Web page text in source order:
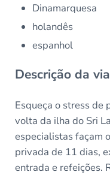
Dinamarquesa
holandês
espanhol
Descrição da
Esqueça o stress de
volta da ilha do Sri
especialistas façam
privada de 11 dias,
entrada e refeições.